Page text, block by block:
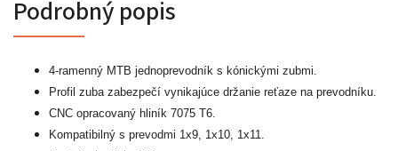
Podrobný popis
4-ramenný MTB jednoprevodník s kónickými zubmi.
Profil zuba zabezpečí vynikajúce držanie reťaze na prevodníku.
CNC opracovaný hliník 7075 T6.
Kompatibilný s prevodmi 1x9, 1x10, 1x11.